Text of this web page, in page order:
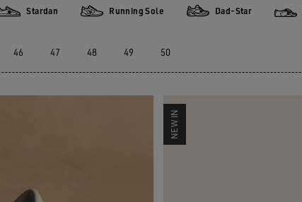
Stardan Running Sole Dad-Star
46 47 48 49 50
NEW IN